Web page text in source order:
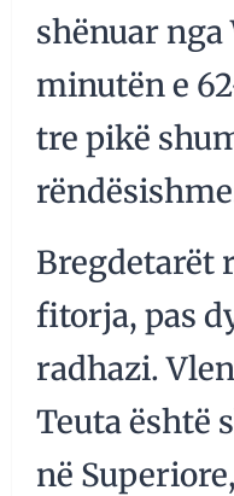
shënuar nga
minutën e
tre pikë
Bregdetarët
fitorja, pas
radhazi.
Teuta është
në